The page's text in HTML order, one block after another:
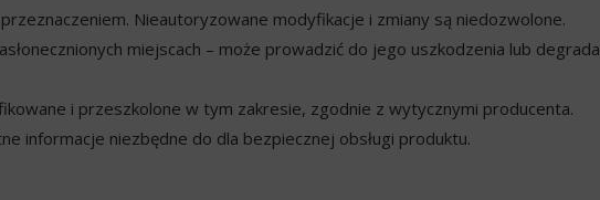
Nieautoryzowane modyfikacje i zmiany są niedozwolone.
miejscach – może prowadzić do jego uszkodzenia lub
i przeszkolone w tym zakresie, zgodnie z wytycznymi producenta.
informacje niezbędne do dla bezpiecznej obsługi produktu.